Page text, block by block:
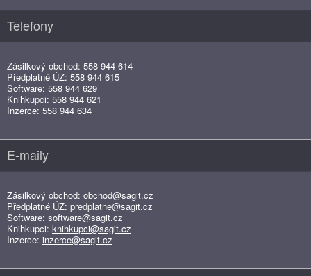
Telefony
Zásilkový obchod: 558 944 614
Předplatné ÚZ: 558 944 615
Software: 558 944 629
Knihkupci: 558 944 621
Inzerce: 558 944 634
E-maily
Zásilkový obchod: obchod@sagit.cz
Předplatné ÚZ: predplatne@sagit.cz
Software: software@sagit.cz
Knihkupci: knihkupci@sagit.cz
Inzerce: inzerce@sagit.cz